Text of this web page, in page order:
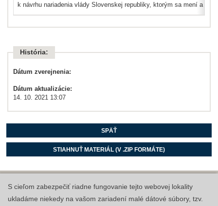
k návrhu nariadenia vlády Slovenskej republiky, ktorým sa mení a
História:
Dátum zverejnenia:
Dátum aktualizácie:
14. 10. 2021 13:07
SPÄŤ
STIAHNUŤ MATERIÁL (V .ZIP FORMÁTE)
Copyright © 2026 Úrad vlády Slovenskej republiky
Informácie zverejnené na Portáli Otvorenej vlády majú informatívny
S cieľom zabezpečiť riadne fungovanie tejto webovej lokality
ukladáme niekedy na vašom zariadení malé dátové súbory, tzv.